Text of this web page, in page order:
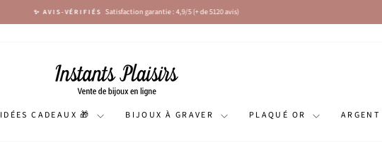
Diaporama
✨ AVIS-VÉRIFIÉS Satisfaction garantie : 4,9/5 (+ de 5120 avis)
IDÉES CADEAUX 🎁 BIJOUX À GRAVER PLAQUÉ OR